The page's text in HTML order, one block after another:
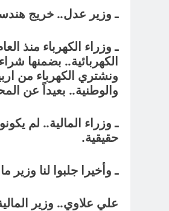
ـ وزير عدل.. خريج
الكهربائية.. بضمنها
ونشتري الكهرباء من
والوطنية.. بعيداً عن
ـ وزراء المالية.. لم
حقيقية.
ـ وأخيرا جلبوا لنا
علي علاوي.. وزير